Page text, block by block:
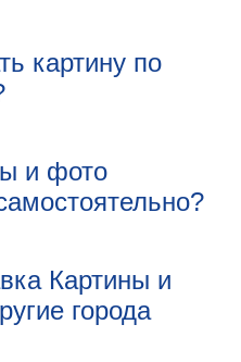
картину по
и фото
Картины и
города